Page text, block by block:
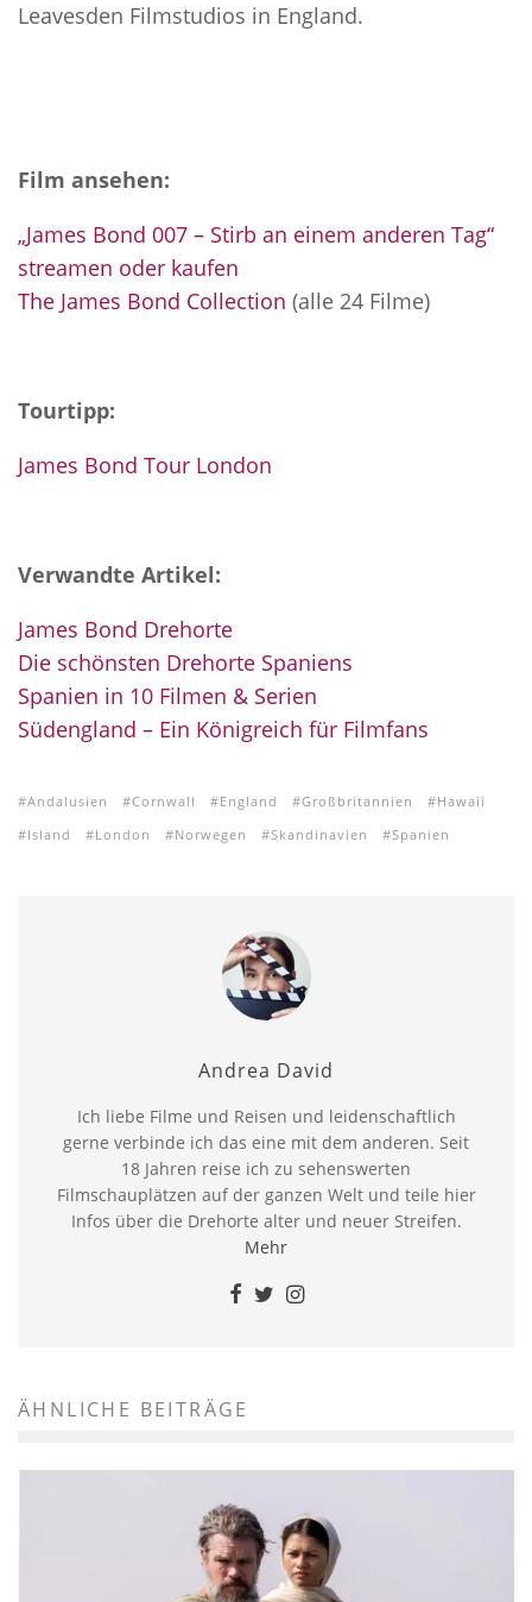
Leavesden Filmstudios in England.
Film ansehen:
„James Bond 007 – Stirb an einem anderen Tag“
streamen oder kaufen
The James Bond Collection (alle 24 Filme)
Tourtipp:
James Bond Tour London
Verwandte Artikel:
James Bond Drehorte
Die schönsten Drehorte Spaniens
Spanien in 10 Filmen & Serien
Südengland – Ein Königreich für Filmfans
Andalusien Cornwall England Großbritannien
Hawaii
Island
London Norwegen Skandinavien Spanien
Andrea David
Ich liebe Filme und Reisen und leidenschaftlich
gerne verbinde ich das eine mit dem anderen. Seit
18 Jahren reise ich zu sehenswerten
Filmschauplätzen auf der ganzen Welt und teile hier
Infos über die Drehorte alter und neuer Streifen.
Mehr
ÄHNLICHE BEITRÄGE